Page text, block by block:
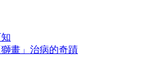
畫」治病的奇蹟